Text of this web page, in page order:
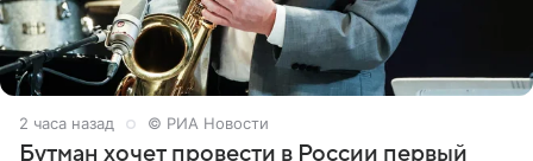
2 часа назад © РИА Новости
Бутман хочет провести в России первый